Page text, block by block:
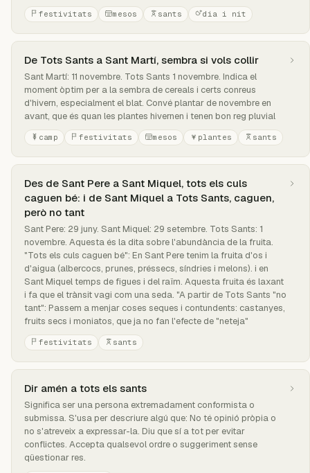
festivitats mesos sants dia i nit
De Tots Sants a Sant Martí, sembra si vols collir
Sant Martí: 11 novembre. Tots Sants 1 novembre. Indica el
moment òptim per a la sembra de cereals i certs conreus
d'hivern, especialment el blat. Convé plantar de novembre en
avant, que és quan les plantes hivernen i tenen bon reg pluvial
camp festivitats mesos plantes sants
Des de Sant Pere a Sant Miquel, tots els culs
caguen bé: i de Sant Miquel a Tots Sants, caguen,
però no tant
Sant Pere: 29 juny. Sant Miquel: 29 setembre. Tots Sants: 1
novembre. Aquesta és la dita sobre l'abundància de la fruita.
"Tots els culs caguen bé": En Sant Pere tenim la fruita d'os i
d'aigua (albercocs, prunes, préssecs, síndries i melons). i en
Sant Miquel temps de figues i del raïm. Aquesta fruita és laxant
i fa que el trànsit vagi com una seda. "A partir de Tots Sants "no
tant": Passem a menjar coses seques i contundents: castanyes,
fruits secs i moniatos, que ja no fan l'efecte de "neteja"
festivitats sants
Dir amén a tots els sants
Significa ser una persona extremadament conformista o
submissa. S'usa per descriure algú que: No té opinió pròpia o
no s'atreveix a expressar-la. Diu que sí a tot per evitar
conflictes. Accepta qualsevol ordre o suggeriment sense
qüestionar res.